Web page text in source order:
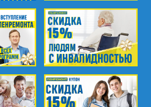
д.5, к.1 (вход с улицы)
м. Московская
д.3
д.14, к.1